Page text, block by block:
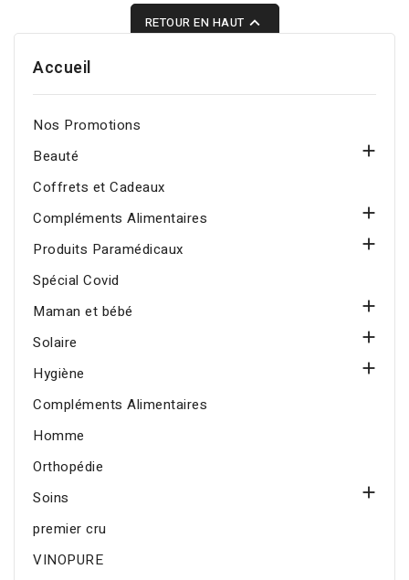
RETOUR EN HAUT 
Accueil
Nos Promotions
Beauté

Coffrets et Cadeaux
Compléments Alimentaires

Produits Paramédicaux

Spécial Covid
Maman et bébé

Solaire

Hygiène

Compléments Alimentaires
Homme
Orthopédie
Soins

premier cru
VINOPURE